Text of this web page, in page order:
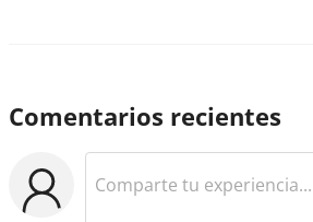
Comentarios recientes